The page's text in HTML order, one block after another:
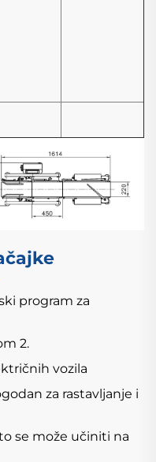
program za
2.
vozila
za rastavljanje i
se može učiniti na